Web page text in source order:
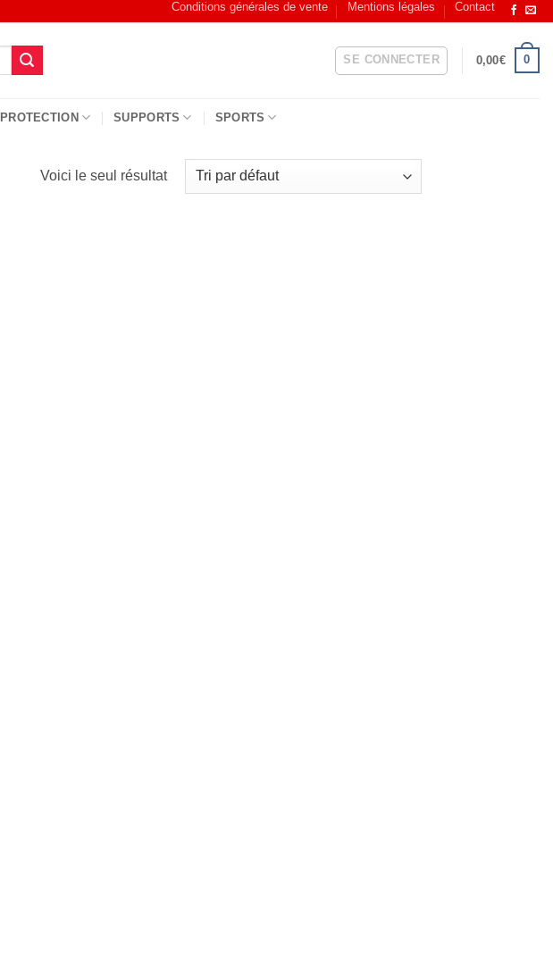
Conditions générales de vente Mentions légales Contact
SE CONNECTER 0,00€ 0
PROTECTION SUPPORTS SPORTS
Voici le seul résultat